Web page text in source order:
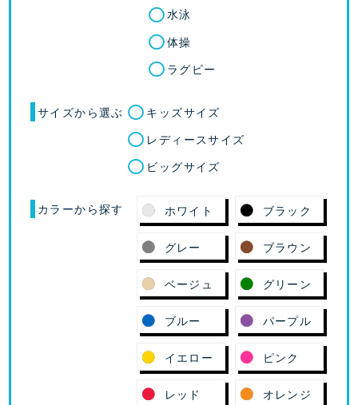
水泳
体操
ラグビー
サイズから選ぶ
キッズサイズ
レディースサイズ
ビッグサイズ
カラーから探す ホワイト ブラック
グレー ブラウン
ベージュ グリーン
ブルー パープル
イエロー ピンク
レッド オレンジ